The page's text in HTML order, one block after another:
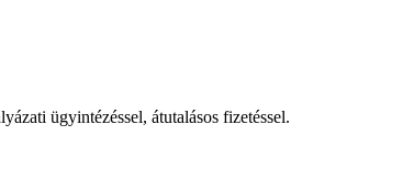
ügyintézéssel, átutalásos fizetéssel.